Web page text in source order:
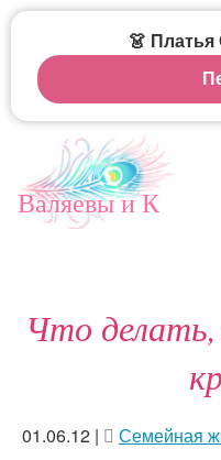
Валяевы и К
Что
01.06.12 | Семейная
👗